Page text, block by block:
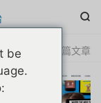

共 32 篇文章
be